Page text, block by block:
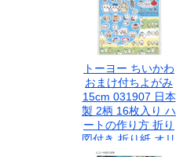
付
トーヨー ちいかわ
おまけ付ちよがみ
15cm 031907 日本
製 2柄 16枚入り ハ
ートの作り方 折り
図付き 折り紙 オリ
ガミ おりがみ キャ